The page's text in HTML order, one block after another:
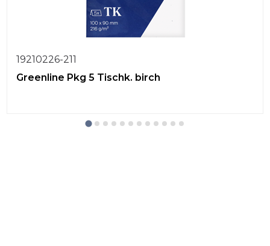
19210226-211
Greenline Pkg 5 Tischk. birch